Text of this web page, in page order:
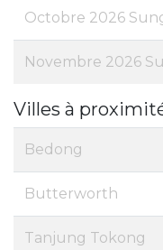
Octobre 2026
Novembre 2026
Villes à
Bedong
Butterworth
Tanjung Tokong